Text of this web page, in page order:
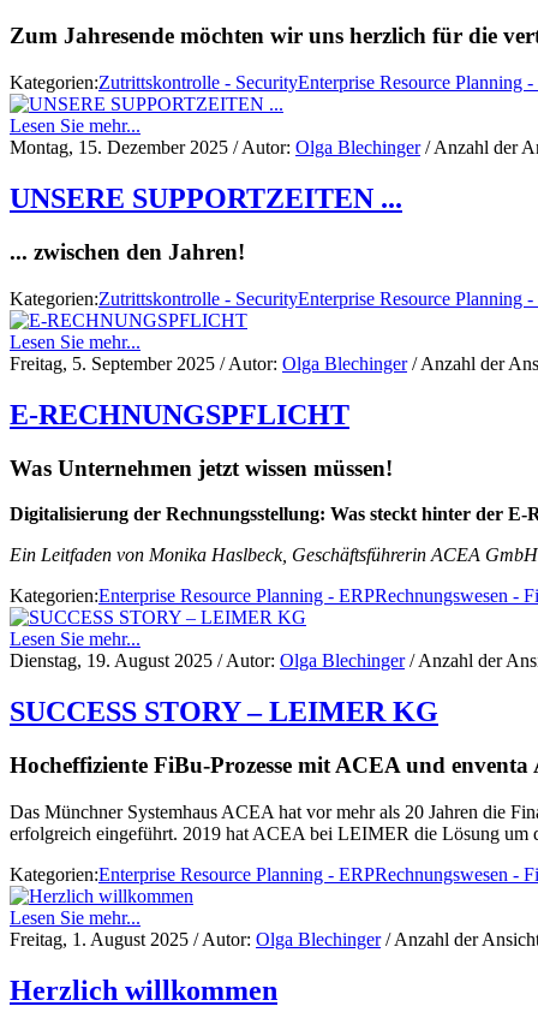
Zum Jahresende möchten wir uns herzlich für die
Kategorien:Zutrittskontrolle - SecurityEnterprise Resource Planning
Lesen Sie mehr...
Montag, 15. Dezember 2025 / Autor: Olga Blechinger/ Anzahl der
UNSERE SUPPORTZEITEN ...
... zwischen den Jahren!
Kategorien:Zutrittskontrolle - SecurityEnterprise Resource Planning
Lesen Sie mehr...
Freitag, 5. September 2025 / Autor: Olga Blechinger/ Anzahl der
E-RECHNUNGSPFLICHT
Was Unternehmen jetzt wissen müssen!
Digitalisierung der Rechnungsstellung: Was steckt hinter der E-
Ein Leitfaden von Monika Haslbeck, Geschäftsführerin ACEA GmbH
Kategorien:Enterprise Resource Planning - ERPRechnungswesen -
Lesen Sie mehr...
Dienstag, 19. August 2025 / Autor: Olga Blechinger/ Anzahl der
SUCCESS STORY – LEIMER KG
Hocheffiziente FiBu-Prozesse mit ACEA und enventa
Das Münchner Systemhaus ACEA hat vor mehr als 20 Jahren die
erfolgreich eingeführt. 2019 hat ACEA bei LEIMER die Lösung um
Kategorien:Enterprise Resource Planning - ERPRechnungswesen -
Lesen Sie mehr...
Freitag, 1. August 2025 / Autor: Olga Blechinger/ Anzahl der
Herzlich willkommen